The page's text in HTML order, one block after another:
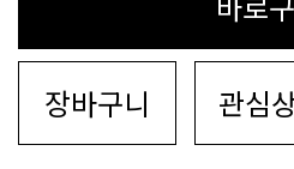
장바구니 관심